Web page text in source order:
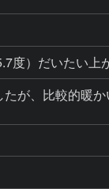
）だいたい上
が、比較的暖